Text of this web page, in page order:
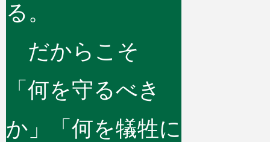
る。
だからこそ
「何を守るべき
か」「何を犠牲に